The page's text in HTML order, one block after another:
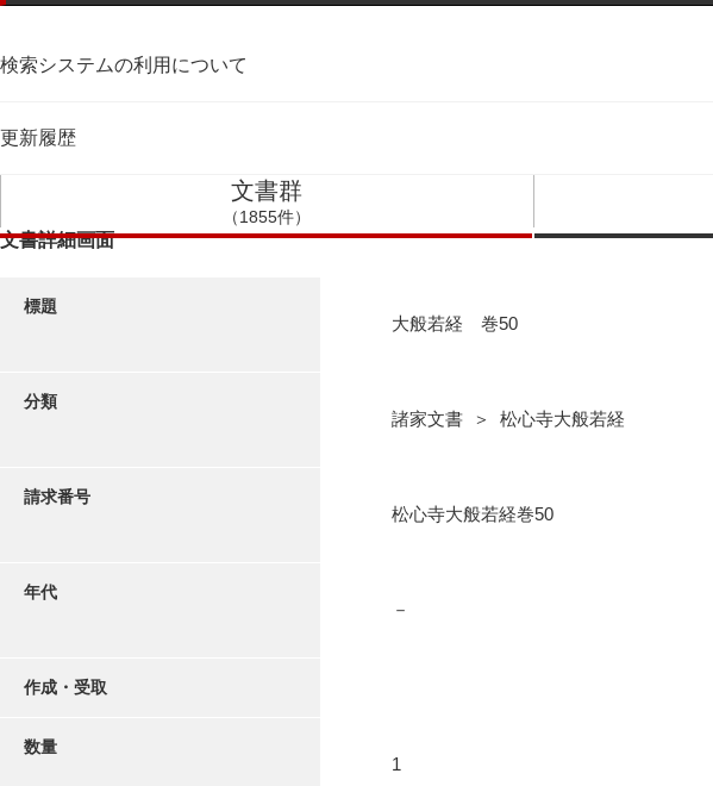
検索システムの利用について
更新履歴
文書群
（1855件）
文書詳細画面
標題
大般若経 巻50
分類
諸家文書 ＞ 松心寺大般若経
請求番号
松心寺大般若経巻50
年代
－
作成・受取
数量
1